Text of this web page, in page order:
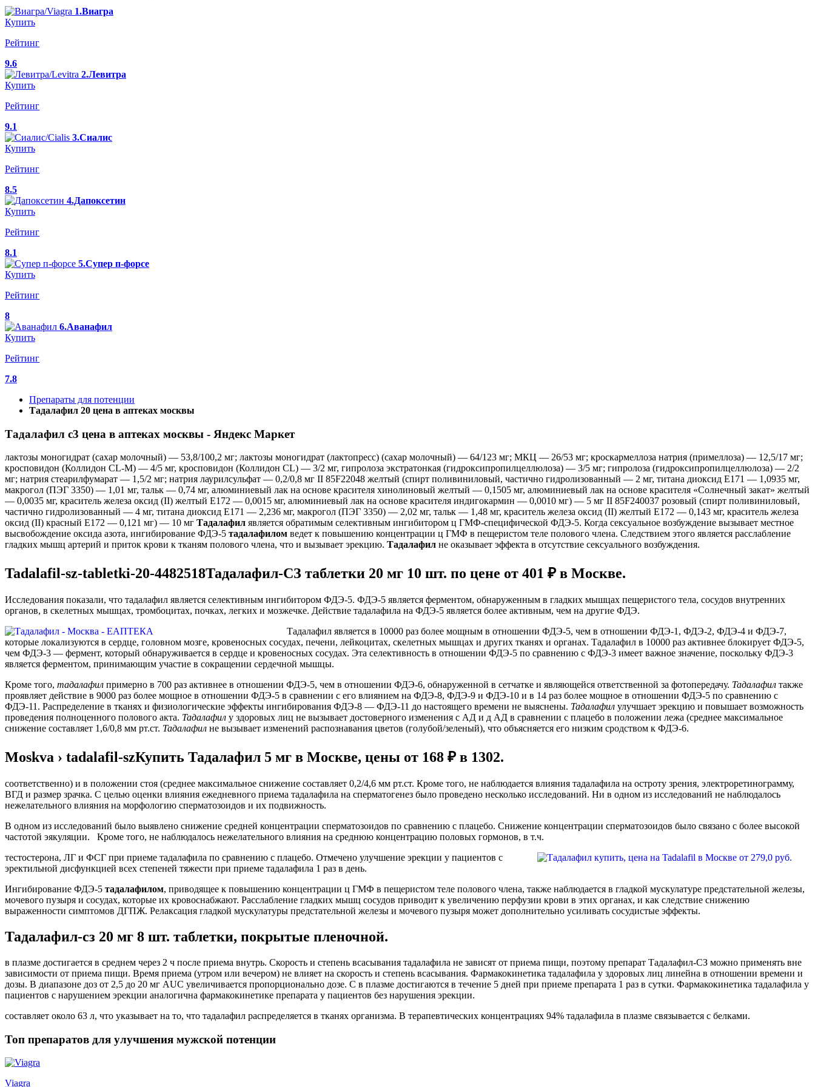
1.Виагра
Купить
Рейтинг
9.6
2.Левитра
Купить
Рейтинг
9.1
3.Сиалис
Купить
Рейтинг
8.5
4.Дапоксетин
Купить
Рейтинг
8.1
5.Супер п-форсе
Купить
Рейтинг
8
6.Аванафил
Купить
Рейтинг
7.8
Препараты для потенции
Тадалафил 20 цена в аптеках москвы
Тадалафил с3 цена в аптеках москвы - Яндекс Маркет
лактозы моногидрат (сахар молочный) — 53,8/100,2 мг; лактозы моногидрат (лактопресс) (сахар молочный) — 64/123 мг; МКЦ — 26/53 мг; кроскармеллоза натрия (примеллоза) — 12,5/17 мг;
кросповидон (Коллидон CL-M) — 4/5 мг, кросповидон (Коллидон CL) — 3/2 мг, гипролоза экстратонкая (гидроксипропилцеллюлоза) — 3/5 мг; гипролоза (гидроксипропилцеллюлоза) — 2/2
мг; натрия стеарилфумарат — 1,5/2 мг; натрия лаурилсульфат — 0,2/0,8 мг II 85F22048 желтый (спирт поливиниловый, частично гидролизованный — 2 мг, титана диоксид Е171 — 1,0935 мг,
макрогол (ПЭГ 3350) — 1,01 мг, тальк — 0,74 мг, алюминиевый лак на основе красителя хинолиновый желтый — 0,1505 мг, алюминиевый лак на основе красителя «Солнечный закат» желтый
— 0,0035 мг, краситель железа оксид (II) желтый Е172 — 0,0015 мг, алюминиевый лак на основе красителя индигокармин — 0,0010 мг) — 5 мг II 85F240037 розовый (спирт поливиниловый,
частично гидролизованный — 4 мг, титана диоксид Е171 — 2,236 мг, макрогол (ПЭГ 3350) — 2,02 мг, тальк — 1,48 мг, краситель железа оксид (II) желтый Е172 — 0,143 мг, краситель железа
оксид (II) красный Е172 — 0,121 мг) — 10 мг Тадалафил является обратимым селективным ингибитором ц ГМФ-специфической ФДЭ-5. Когда сексуальное возбуждение вызывает местное
высвобождение оксида азота, ингибирование ФДЭ-5 тадалафилом ведет к повышению концентрации ц ГМФ в пещеристом теле полового члена. Следствием этого является расслабление
гладких мышц артерий и приток крови к тканям полового члена, что и вызывает эрекцию. Тадалафил не оказывает эффекта в отсутствие сексуального возбуждения.
Tadalafil-sz-tabletki-20-4482518Тадалафил-СЗ таблетки 20 мг 10 шт. по цене от 401 ₽ в Москве.
Исследования показали, что тадалафил является селективным ингибитором ФДЭ-5. ФДЭ-5 является ферментом, обнаруженным в гладких мышцах пещеристого тела, сосудов внутренних
органов, в скелетных мышцах, тромбоцитах, почках, легких и мозжечке. Действие тадалафила на ФДЭ-5 является более активным, чем на другие ФДЭ.
Тадалафил является в 10000 раз более мощным в отношении ФДЭ-5, чем в отношении ФДЭ-1, ФДЭ-2, ФДЭ-4 и ФДЭ-7,
которые локализуются в сердце, головном мозге, кровеносных сосудах, печени, лейкоцитах, скелетных мышцах и других тканях и органах. Тадалафил в 10000 раз активнее блокирует ФДЭ-5,
чем ФДЭ-3 — фермент, который обнаруживается в сердце и кровеносных сосудах. Эта селективность в отношении ФДЭ-5 по сравнению с ФДЭ-3 имеет важное значение, поскольку ФДЭ-3
является ферментом, принимающим участие в сокращении сердечной мышцы.
Кроме того, тадалафил примерно в 700 раз активнее в отношении ФДЭ-5, чем в отношении ФДЭ-6, обнаруженной в сетчатке и являющейся ответственной за фотопередачу. Тадалафил также
проявляет действие в 9000 раз более мощное в отношении ФДЭ-5 в сравнении с его влиянием на ФДЭ-8, ФДЭ-9 и ФДЭ-10 и в 14 раз более мощное в отношении ФДЭ-5 по сравнению с
ФДЭ-11. Распределение в тканях и физиологические эффекты ингибирования ФДЭ-8 — ФДЭ-11 до настоящего времени не выяснены. Тадалафил улучшает эрекцию и повышает возможность
проведения полноценного полового акта. Тадалафил у здоровых лиц не вызывает достоверного изменения с АД и д АД в сравнении с плацебо в положении лежа (среднее максимальное
снижение составляет 1,6/0,8 мм рт.ст. Тадалафил не вызывает изменений распознавания цветов (голубой/зеленый), что объясняется его низким сродством к ФДЭ-6.
Moskva › tadalafil-szКупить Тадалафил 5 мг в Москве, цены от 168 ₽ в 1302.
соответственно) и в положении стоя (среднее максимальное снижение составляет 0,2/4,6 мм рт.ст. Кроме того, не наблюдается влияния тадалафила на остроту зрения, электроретинограмму,
ВГД и размер зрачка. С целью оценки влияния ежедневного приема тадалафила на сперматогенез было проведено несколько исследований. Ни в одном из исследований не наблюдалось
нежелательного влияния на морфологию сперматозоидов и их подвижность.
В одном из исследований было выявлено снижение средней концентрации сперматозоидов по сравнению с плацебо. Снижение концентрации сперматозоидов было связано с более высокой
частотой эякуляции. Кроме того, не наблюдалось нежелательного влияния на среднюю концентрацию половых гормонов, в т.ч.
тестостерона, ЛГ и ФСГ при приеме тадалафила по сравнению с плацебо. Отмечено улучшение эрекции у пациентов с
эректильной дисфункцией всех степеней тяжести при приеме тадалафила 1 раз в день.
Ингибирование ФДЭ-5 тадалафилом, приводящее к повышению концентрации ц ГМФ в пещеристом теле полового члена, также наблюдается в гладкой мускулатуре предстательной железы,
мочевого пузыря и сосудах, которые их кровоснабжают. Расслабление гладких мышц сосудов приводит к увеличению перфузии крови в этих органах, и как следствие снижению
выраженности симптомов ДГПЖ. Релаксация гладкой мускулатуры предстательной железы и мочевого пузыря может дополнительно усиливать сосудистые эффекты.
Тадалафил-cз 20 мг 8 шт. таблетки, покрытые пленочной.
в плазме достигается в среднем через 2 ч после приема внутрь. Скорость и степень всасывания тадалафила не зависят от приема пищи, поэтому препарат Тадалафил-СЗ можно применять вне
зависимости от приема пищи. Время приема (утром или вечером) не влияет на скорость и степень всасывания. Фармакокинетика тадалафила у здоровых лиц линейна в отношении времени и
дозы. В диапазоне доз от 2,5 до 20 мг AUC увеличивается пропорционально дозе. C в плазме достигаются в течение 5 дней при приеме препарата 1 раз в сутки. Фармакокинетика тадалафила у
пациентов с нарушением эрекции аналогична фармакокинетике препарата у пациентов без нарушения эрекции.
составляет около 63 л, что указывает на то, что тадалафил распределяется в тканях организма. В терапевтических концентрациях 94% тадалафила в плазме связывается с белками.
Топ препаратов для улучшения мужской потенции
Viagra